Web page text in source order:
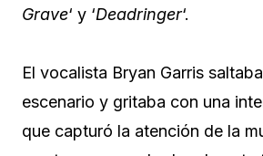
Grave‘ y ‘Deadringer‘.
El vocalista Bryan Garris
escenario y gritaba con una
que capturó la atención de la